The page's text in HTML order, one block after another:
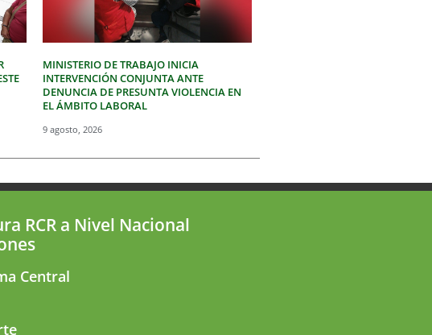
MINISTERIO DE TRABAJO INICIA
INTERVENCIÓN CONJUNTA ANTE
DENUNCIA DE PRESUNTA VIOLENCIA EN
EL ÁMBITO LABORAL
9 agosto, 2026
RCR a Nivel Nacional
Central